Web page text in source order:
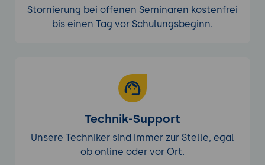
Stornierung bei offenen Seminaren kostenfrei
bis einen Tag vor Schulungsbeginn.
Technik-Support
Unsere Techniker sind immer zur Stelle, egal
ob online oder vor Ort.